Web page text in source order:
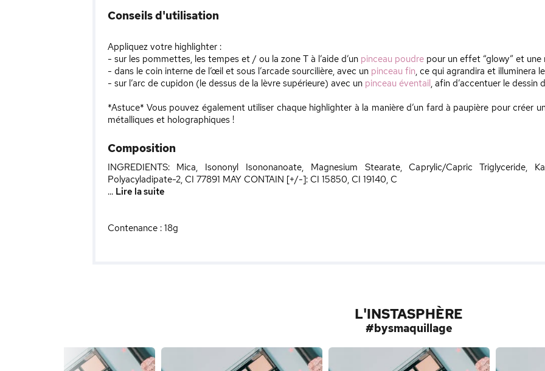
Conseils d'utilisation
Appliquez votre highlighter :
- sur les pommettes, les tempes et / ou la zone T à l’aide d’un pinceau poudrepour un effet “glowy” et une
- dans le coin interne de l’œil et sous l’arcade sourcilière, avec un pinceau fin, ce qui agrandira et illuminera
- sur l’arc de cupidon (le dessus de la lèvre supérieure) avec un pinceau éventail, afin d’accentuer le
*Astuce* Vous pouvez également utiliser chaque highlighter à la manière d’un fard à paupière pour créer
métalliques et holographiques !
Composition
INGREDIENTS: Mica, Isononyl Isononanoate, Magnesium Stearate, Caprylic/Capric Triglyceride,
Polyacyladipate-2, CI 77891 MAY CONTAIN [+/-]: CI 15850, CI 19140, C
... Lire la suite
Contenance : 18g
L'INSTASPHÈRE
#bysmaquillage